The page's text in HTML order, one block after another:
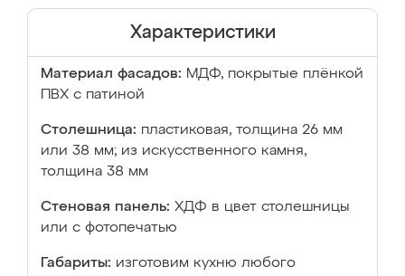
Характеристики
Материал фасадов: МДФ, покрытые плёнкой
ПВХ с патиной
Столешница: пластиковая, толщина 26 мм
или 38 мм; из искусственного камня,
толщина 38 мм
Стеновая панель: ХДФ в цвет столешницы
или с фотопечатью
Габариты: изготовим кухню любого